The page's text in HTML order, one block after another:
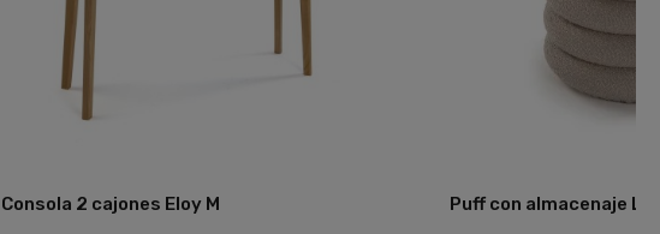
Consola 2 cajones Eloy M Puff con almacenaje